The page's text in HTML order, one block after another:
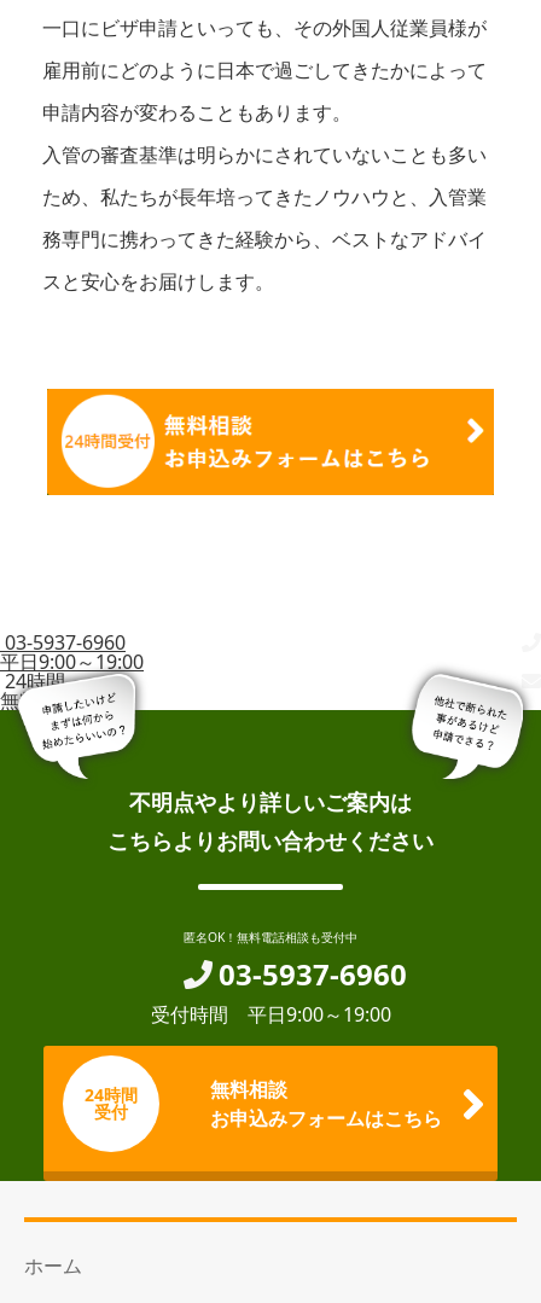
一口にビザ申請といっても、その外国人従業員様が
雇用前にどのように日本で過ごしてきたかによって
申請内容が変わることもあります。
入管の審査基準は明らかにされていないことも多い
ため、私たちが長年培ってきたノウハウと、入管業
務専門に携わってきた経験から、ベストなアドバイ
スと安心をお届けします。
03-5937-6960
平日9:00～19:00
24時間
無料相談
不明点やより詳しいご案内は
こちらよりお問い合わせください
匿名OK！無料電話相談も受付中
03-5937-6960
受付時間 平日9:00～19:00
24時間
受付
無料相談
お申込みフォームはこちら
ホーム